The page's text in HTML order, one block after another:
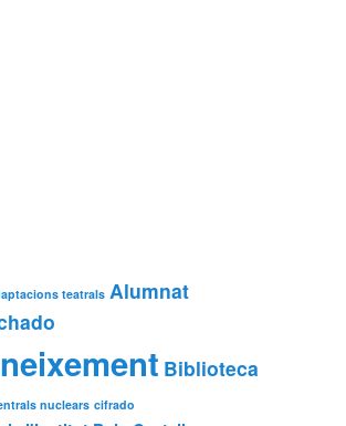
teatrals Alumnat
Biblioteca
nuclears cifrado